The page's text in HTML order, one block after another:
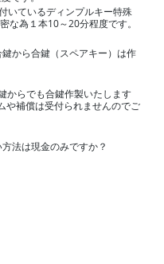
いているディンプルキー特殊
な為１本10～20分程度です。
から合鍵（スペアキー）は作
からでも合鍵作製いたします
や補償は受付られませんので​ご
法は現金のみですか？